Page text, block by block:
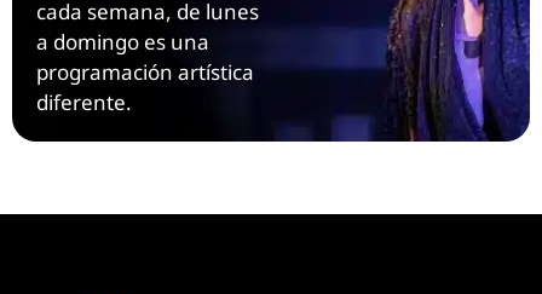
cada semana, de lunes
a domingo es una
programación artística
diferente.